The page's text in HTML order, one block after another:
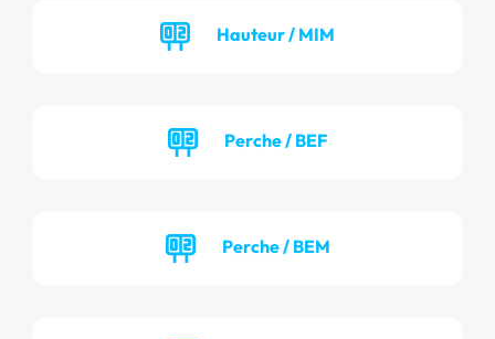
Hauteur / MIM
Perche / BEF
Perche / BEM